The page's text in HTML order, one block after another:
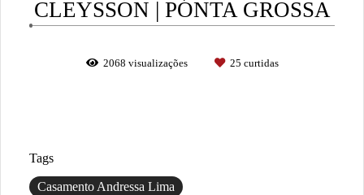
CLEYSSON | PONTA GROSSA
2068 visualizações 25 curtidas
Tags
Casamento Andressa Lima